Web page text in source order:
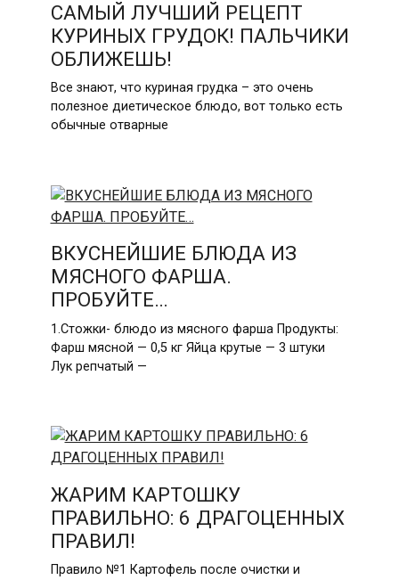
САМЫЙ ЛУЧШИЙ РЕЦЕПТ
КУРИНЫХ ГРУДОК! ПАЛЬЧИКИ
ОБЛИЖЕШЬ!
Все знают, что куриная грудка – это очень
полезное диетическое блюдо, вот только есть
обычные отварные
ВКУСНЕЙШИЕ БЛЮДА ИЗ
МЯСНОГО ФАРША.
ПРОБУЙТЕ…
1.Стожки- блюдо из мясного фарша Продукты:
Фарш мясной — 0,5 кг Яйца крутые — 3 штуки
Лук репчатый —
ЖАРИМ КАРТОШКУ
ПРАВИЛЬНО: 6 ДРАГОЦЕННЫХ
ПРАВИЛ!
Правило №1 Картофель после очистки и